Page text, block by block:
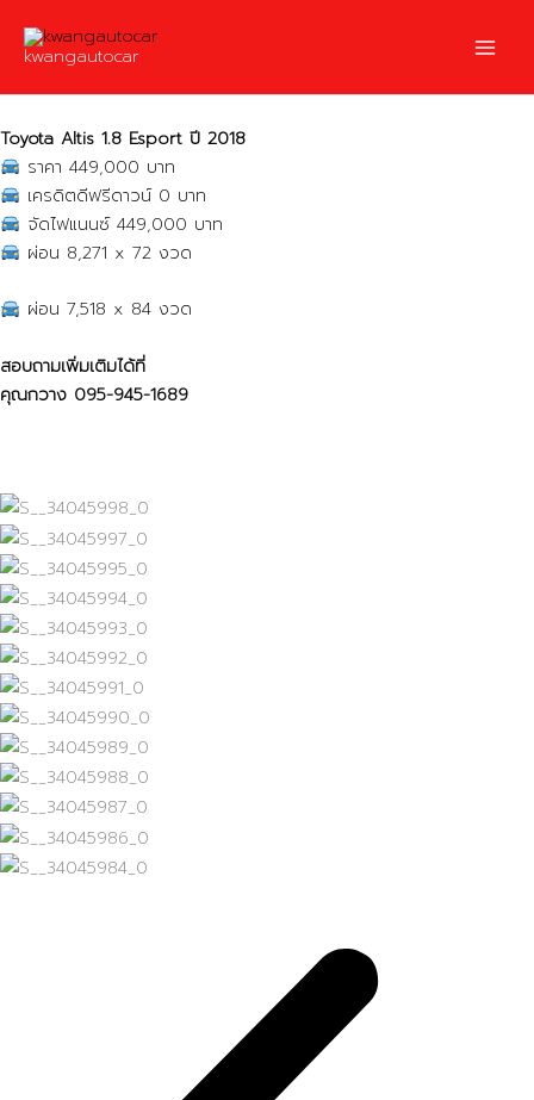
content
kwangautocar
Toyota Altis 1.8 Esport ปี 2018
ราคา 449,000 บาท
เครดิตดีฟรีดาวน์ 0 บาท
จัดไฟแนนซ์ 449,000 บาท
ผ่อน 8,271 x 72 งวด
ผ่อน 7,518 x 84 งวด
สอบถามเพิ่มเติมได้ที่
คุณกวาง 095-945-1689